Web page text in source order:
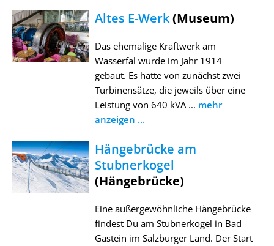
Altes E-Werk(Museum)
Das ehemalige Kraftwerk am
Wasserfal wurde im Jahr 1914
gebaut. Es hatte von zunächst zwei
Turbinensätze, die jeweils über eine
Leistung von 640 kVA ... mehr
anzeigen ...
Hängebrücke am
Stubnerkogel
(Hängebrücke)
Eine außergewöhnliche Hängebrücke
findest Du am Stubnerkogel in Bad
Gastein im Salzburger Land. Der Start